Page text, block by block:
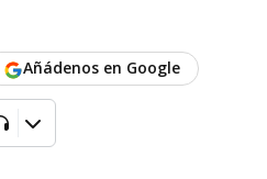
Añádenos en Google